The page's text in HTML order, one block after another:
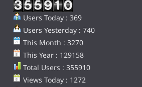
Users Today : 369
Users Yesterday : 740
This Month : 3270
This Year : 129158
Total Users : 355910
Views Today : 1272